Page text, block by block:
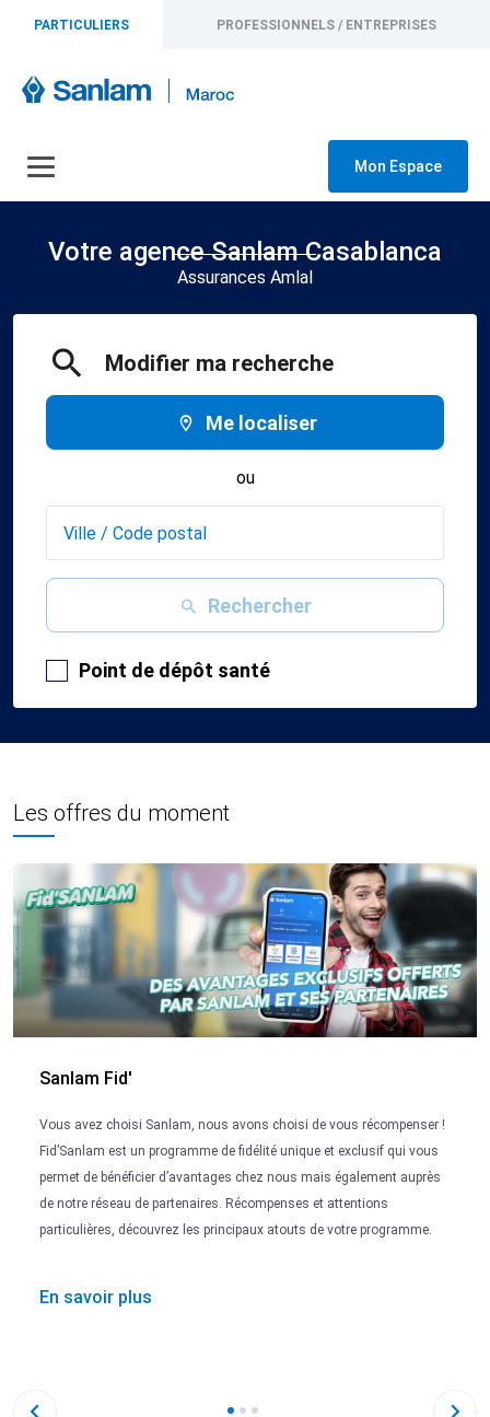
PARTICULIERS PROFESSIONNELS / ENTREPRISES
Mon Espace
Votre agence Sanlam Casablanca
Assurances Amlal
Modifier ma recherche
Me localiser
ou
Rechercher
Point de dépôt santé
Les offres du moment
Sanlam Fid'
Vous avez choisi Sanlam, nous avons choisi de vous récompenser !
Fid’Sanlam est un programme de fidélité unique et exclusif qui vous
permet de bénéficier d’avantages chez nous mais également auprès
de notre réseau de partenaires. Récompenses et attentions
particulières, découvrez les principaux atouts de votre programme.
En savoir plus